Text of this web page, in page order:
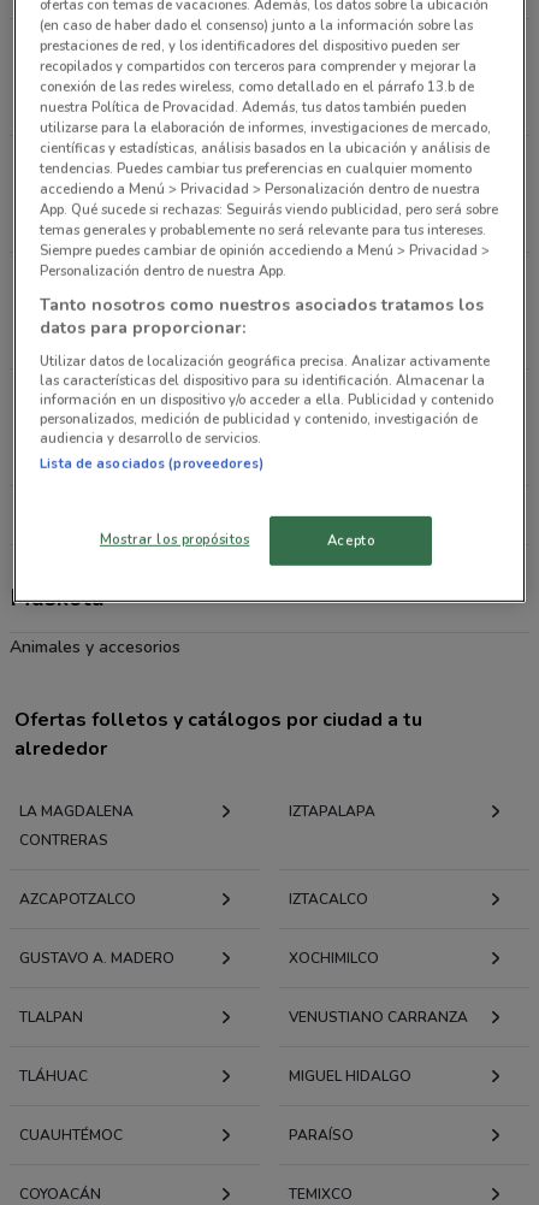
Av. Nuevo León 217 Hipódromo - SN Calle Av.
Nuevo León Y Agrarismo Ciudad De México
524 m
ABIERTO
Rochester 79 Nápoles - SN Calle calle arizona y
rochester Ciudad De México
1.3 km
ABIERTO
Av. Nuevo León 217 Hipódromo - SN Calle Av.
Nuevo León y Av. Michoacan Ciudad De México
1.4 km
ABIERTO
Av. México 13 Hipódromo Condesa - SN Calle Av.
México y av Sonora Ciudad De México
1.5 km
ABIERTO
Todas las tiendas Maskota
Maskota
Animales y accesorios
Ofertas folletos y catálogos por ciudad a tu
alrededor
LA MAGDALENA
CONTRERAS
IZTAPALAPA
AZCAPOTZALCO IZTACALCO
GUSTAVO A. MADERO XOCHIMILCO
TLALPAN VENUSTIANO CARRANZA
TLÁHUAC MIGUEL HIDALGO
CUAUHTÉMOC PARAÍSO
COYOACÁN TEMIXCO
ofertas con temas de vacaciones. Además, los datos sobre la ubicación
(en caso de haber dado el consenso) junto a la información sobre las
prestaciones de red, y los identificadores del dispositivo pueden ser
recopilados y compartidos con terceros para comprender y mejorar la
conexión de las redes wireless, como detallado en el párrafo 13.b de
nuestra Política de Provacidad. Además, tus datos también pueden
utilizarse para la elaboración de informes, investigaciones de mercado,
científicas y estadísticas, análisis basados en la ubicación y análisis de
tendencias. Puedes cambiar tus preferencias en cualquier momento
accediendo a Menú > Privacidad > Personalización dentro de nuestra
App. Qué sucede si rechazas: Seguirás viendo publicidad, pero será sobre
temas generales y probablemente no será relevante para tus intereses.
Siempre puedes cambiar de opinión accediendo a Menú > Privacidad >
Personalización dentro de nuestra App.
Tanto nosotros como nuestros asociados tratamos los
datos para proporcionar:
Utilizar datos de localización geográfica precisa. Analizar activamente
las características del dispositivo para su identificación. Almacenar la
información en un dispositivo y/o acceder a ella. Publicidad y contenido
personalizados, medición de publicidad y contenido, investigación de
audiencia y desarrollo de servicios.
Lista de asociados (proveedores)
Mostrar los propósitos Acepto